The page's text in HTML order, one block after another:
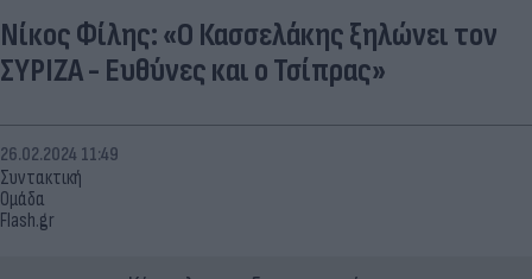
Νίκος Φίλης: «Ο Κασσελάκης ξηλώνει τον
ΣΥΡΙΖΑ - Ευθύνες και ο Τσίπρας»
Συντακτική
Ομάδα
Flash.gr
26.02.2024 11:49